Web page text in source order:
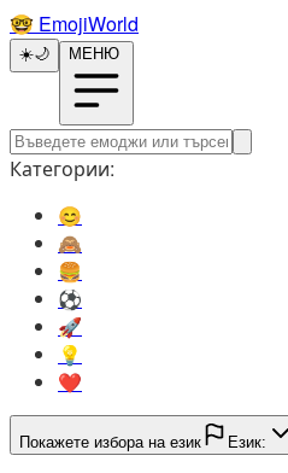
🤓️ EmojiWorld
☀️🌙 МЕНЮ
Категории:
😊️
🙈️
🍔️
⚽️
🚀️
💡️
❤️
Покажете избора на език Език: